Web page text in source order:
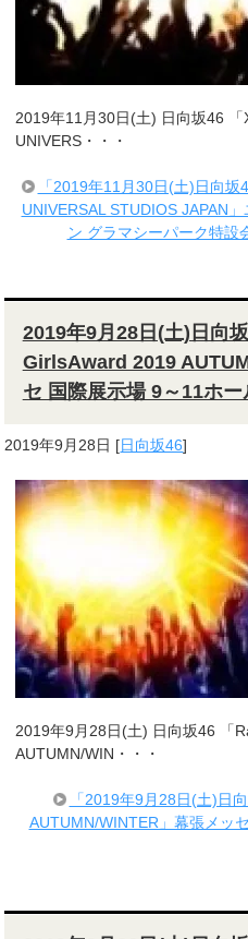
2019年11月30日(土) 日向坂46
UNIVERS・・・
「2019年11月30日(土)日向
UNIVERSAL STUDIOS JAPAN
ン グラマシーパーク特設
2019年9月28日(土)日向
GirlsAward 2019
セ 国際展示場 9～11ホー
2019年9月28日 [日向坂46]
2019年9月28日(土) 日向坂46 「
AUTUMN/WIN・・・
「2019年9月28日(土)日
AUTUMN/WINTER」幕張メッ